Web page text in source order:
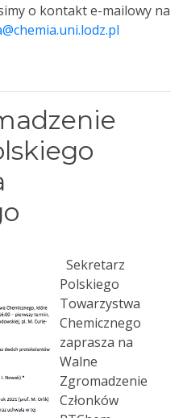
o kontakt e-mailowy na
Sekretarz
Polskiego
Towarzystwa
Chemicznego
zaprasza na
Walne
Zgromadzenie
Członków